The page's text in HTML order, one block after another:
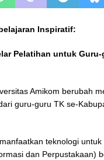
Inspiratif:
Pelatihan untuk
Amikom berubah
guru-guru TK se-
teknologi untuk
dan Perpustakaan)